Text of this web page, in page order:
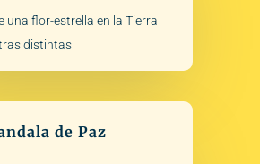
una flor-estrella en la Tierra
distintas
de Paz